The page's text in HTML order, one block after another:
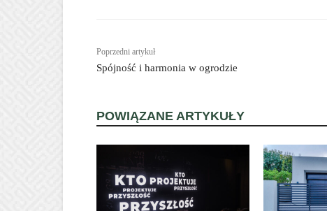
Poprzedni artykuł
Spójność i harmonia w ogrodzie
POWIĄZANE ARTYKUŁY